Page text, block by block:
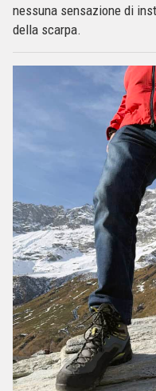
nessuna sensazione di
della scarpa.